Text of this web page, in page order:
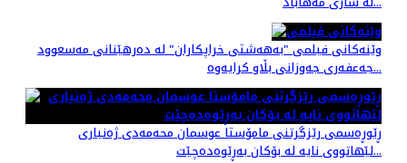
وێنەکانی فیلمی "به‌هه‌شتی خراپکاران" لە دەرهێنانی مەسعوود
جەعفەری جه‌وزانی بڵاو کرایەوە...
ڕێوڕه‌سمی رێزگرتنی مامۆستا عوسمان محەمەدی ژه‌نیاری
لێهاتووی نایه‌ لە بۆکان بەڕێوەدەچێت...